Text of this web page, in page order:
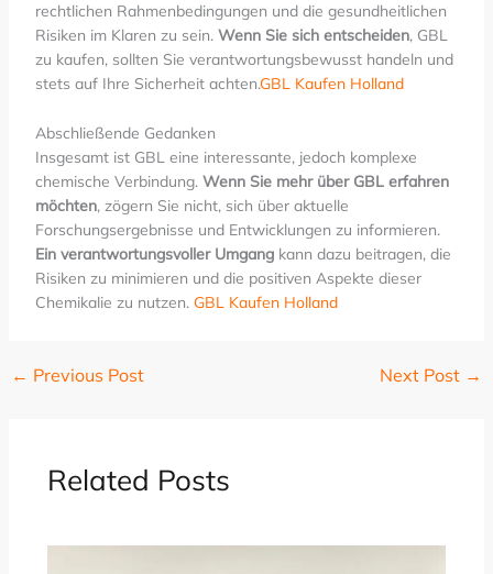
rechtlichen Rahmenbedingungen und die gesundheitlichen
Risiken im Klaren zu sein. Wenn Sie sich entscheiden, GBL
zu kaufen, sollten Sie verantwortungsbewusst handeln und
stets auf Ihre Sicherheit achten.GBL Kaufen Holland
Abschließende Gedanken
Insgesamt ist GBL eine interessante, jedoch komplexe
chemische Verbindung. Wenn Sie mehr über GBL erfahren
möchten, zögern Sie nicht, sich über aktuelle
Forschungsergebnisse und Entwicklungen zu informieren.
Ein verantwortungsvoller Umgangkann dazu beitragen, die
Risiken zu minimieren und die positiven Aspekte dieser
Chemikalie zu nutzen. GBL Kaufen Holland
← Previous Post Next Post →
Related Posts